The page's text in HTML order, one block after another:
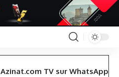
Azinat.com TV sur WhatsApp